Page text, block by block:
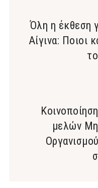
Όλη η έκθεση
Αίγινα: Ποιοι
μελών